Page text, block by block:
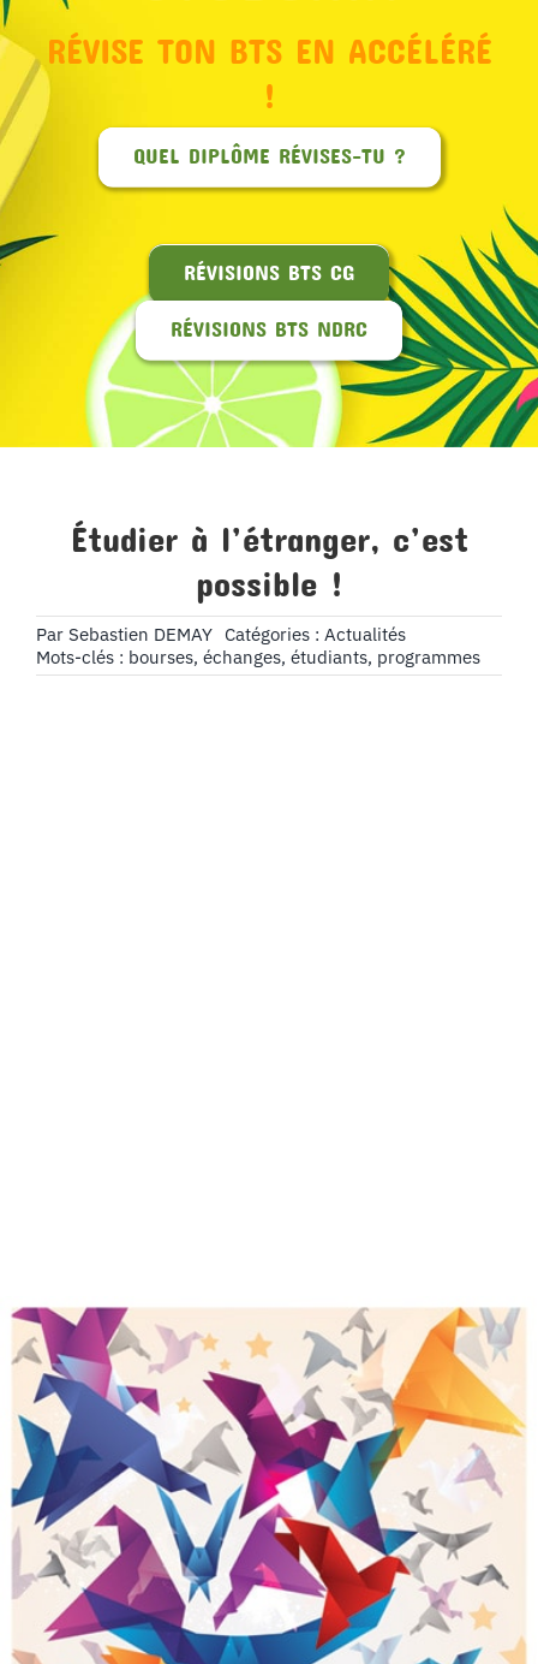
MON COMPTE
PANIER
RÉVISE TON BTS EN ACCÉLÉRÉ
!
QUEL DIPLÔME RÉVISES-TU ?
RÉVISIONS BTS CG
RÉVISIONS BTS NDRC
Étudier à l’étranger, c’est
possible !
Par Sebastien DEMAY Catégories : Actualités
Mots-clés : bourses, échanges, étudiants, programmes